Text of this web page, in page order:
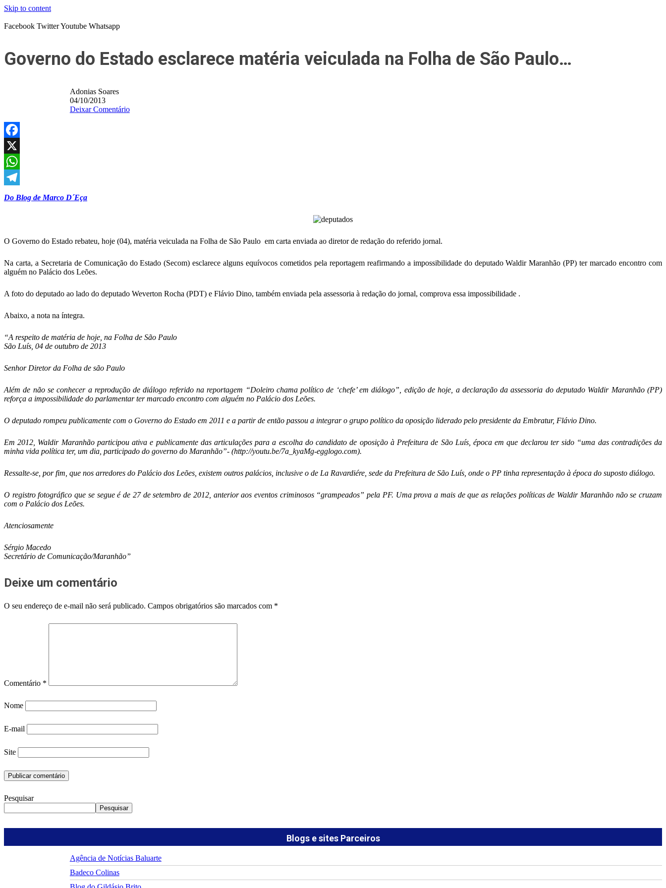
Skip to content
Facebook TwitterYoutube Whatsapp
Governo do Estado esclarece matéria veiculada na Folha de São Paulo…
Adonias Soares
04/10/2013
Deixar Comentário
Facebook
X
WhatsApp
Telegram
Do Blog de Marco D´Eça
O Governo do Estado rebateu, hoje (04), matéria veiculada na Folha de São Paulo em carta enviada ao diretor de redação do referido jornal.
Na carta, a Secretaria de Comunicação do Estado (Secom) esclarece alguns equívocos cometidos pela reportagem reafirmando a impossibilidade do deputado Waldir Maranhão (PP) ter marcado encontro com
alguém no Palácio dos Leões.
A foto do deputado ao lado do deputado Weverton Rocha (PDT) e Flávio Dino, também enviada pela assessoria à redação do jornal, comprova essa impossibilidade .
Abaixo, a nota na íntegra.
“A respeito de matéria de hoje, na Folha de São Paulo
São Luís, 04 de outubro de 2013
Senhor Diretor da Folha de são Paulo
Além de não se conhecer a reprodução de diálogo referido na reportagem “Doleiro chama político de ‘chefe’ em diálogo”, edição de hoje, a declaração da assessoria do deputado Waldir Maranhão (PP)
reforça a impossibilidade do parlamentar ter marcado encontro com alguém no Palácio dos Leões.
O deputado rompeu publicamente com o Governo do Estado em 2011 e a partir de então passou a integrar o grupo político da oposição liderado pelo presidente da Embratur, Flávio Dino.
Em 2012, Waldir Maranhão participou ativa e publicamente das articulações para a escolha do candidato de oposição à Prefeitura de São Luís, época em que declarou ter sido “uma das contradições da
minha vida política ter, um dia, participado do governo do Maranhão”- (http://youtu.be/7a_kyaMg-egglogo.com).
Ressalte-se, por fim, que nos arredores do Palácio dos Leões, existem outros palácios, inclusive o de La Ravardiére, sede da Prefeitura de São Luís, onde o PP tinha representação à época do suposto diálogo.
O registro fotográfico que se segue é de 27 de setembro de 2012, anterior aos eventos criminosos “grampeados” pela PF. Uma prova a mais de que as relações políticas de Waldir Maranhão não se cruzam
com o Palácio dos Leões.
Atenciosamente
Sérgio Macedo
Secretário de Comunicação/Maranhão”
Deixe um comentário
O seu endereço de e-mail não será publicado. Campos obrigatórios são marcados com *
Comentário *
Nome
E-mail
Site
Pesquisar
Pesquisar
Blogs e sites Parceiros
Agência de Notícias Baluarte
Badeco Colinas